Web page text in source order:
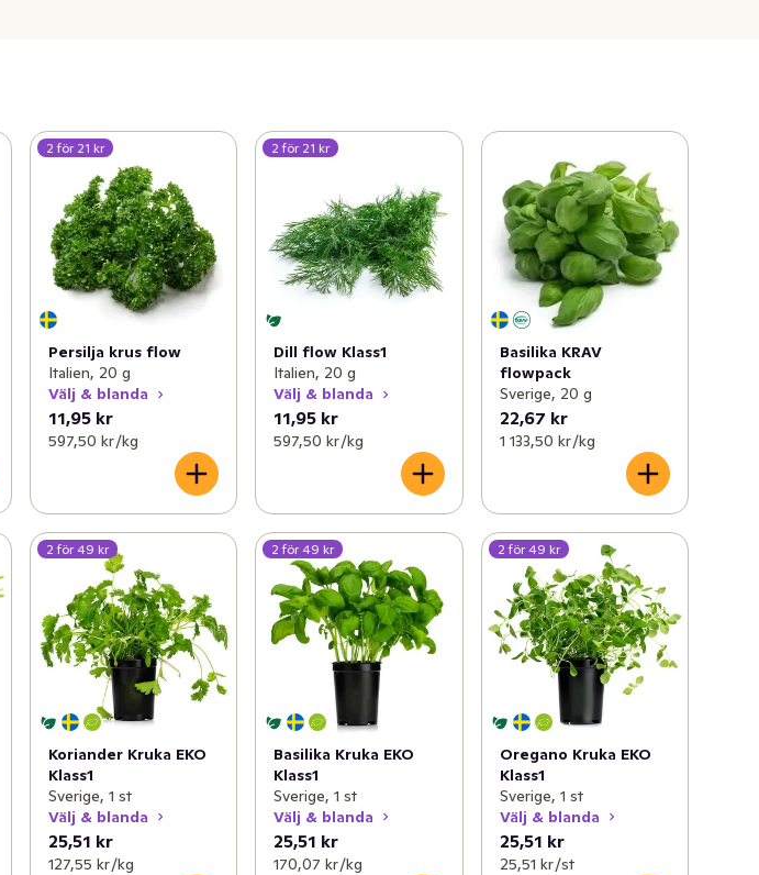
2 för 21 kr
Persilja krus flow
Italien, 20 g
Välj & blanda
11,95 kr
597,50 kr /kg
2 för 21 kr
Dill flow Klass1
Italien, 20 g
Välj & blanda
11,95 kr
597,50 kr /kg
Basilika KRAV
flowpack
Sverige, 20 g
22,67 kr
1 133,50 kr /kg
2 för 49 kr
Koriander Kruka EKO
Klass1
Sverige, 1 st
Välj & blanda
25,51 kr
127,55 kr /kg
2 för 49 kr
Basilika Kruka EKO
Klass1
Sverige, 1 st
Välj & blanda
25,51 kr
170,07 kr /kg
2 för 49 kr
Oregano Kruka EKO
Klass1
Sverige, 1 st
Välj & blanda
25,51 kr
25,51 kr /st